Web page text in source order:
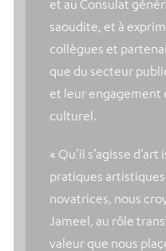
et au Consulat
saoudite, et à
collègues et
que du secteur
et leur engagement
culturel.
« Qu’il s’agisse
pratiques
novatrices, nous
Jameel, au rôle
valeur que nous